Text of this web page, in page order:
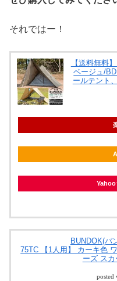
それではー！
【送料無料
ベージュ/
ールテント
Yahoo
BUNDOK(バ
75TC 【1人用】 カーキ色
ーズ ス
posted